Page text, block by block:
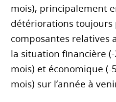
mois), principalement
détériorations toujours
composantes relatives
la situation financière
mois) et économique (-
mois) sur l’année à